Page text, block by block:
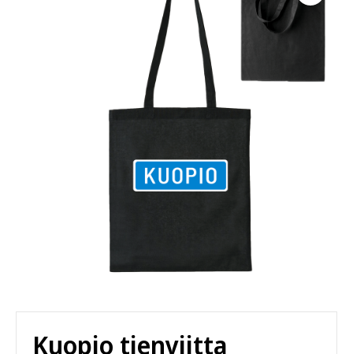
Kuopio tienviitta